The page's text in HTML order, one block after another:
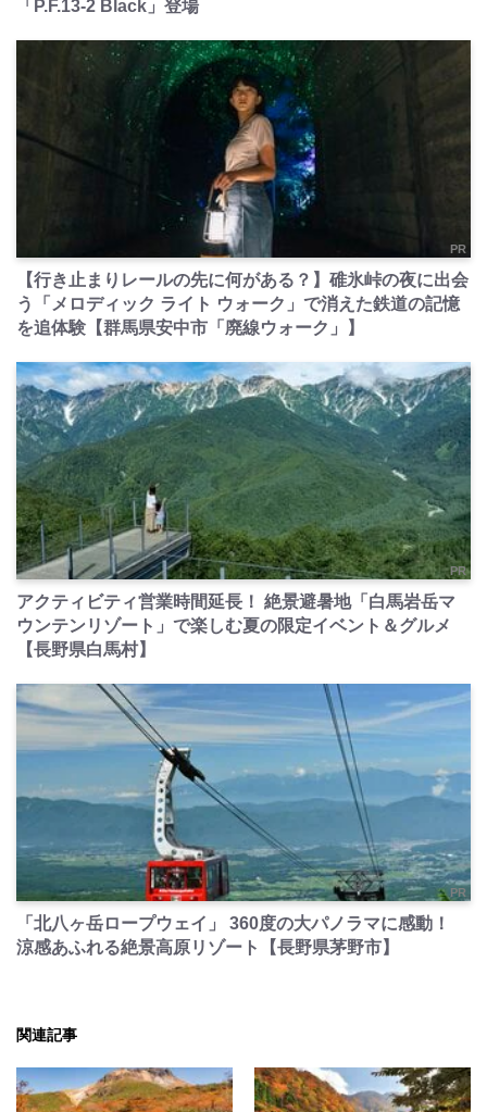
「P.F.13-2 Black」登場
PR
【行き止まりレールの先に何がある？】碓氷峠の夜に出会
う「メロディック ライト ウォーク」で消えた鉄道の記憶
を追体験【群馬県安中市「廃線ウォーク」】
PR
アクティビティ営業時間延長！ 絶景避暑地「白馬岩岳マ
ウンテンリゾート」で楽しむ夏の限定イベント＆グルメ
【長野県白馬村】
PR
「北八ヶ岳ロープウェイ」 360度の大パノラマに感動！
涼感あふれる絶景高原リゾート【長野県茅野市】
関連記事